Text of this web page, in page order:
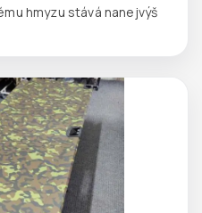
hmyzu stává nanejvýš